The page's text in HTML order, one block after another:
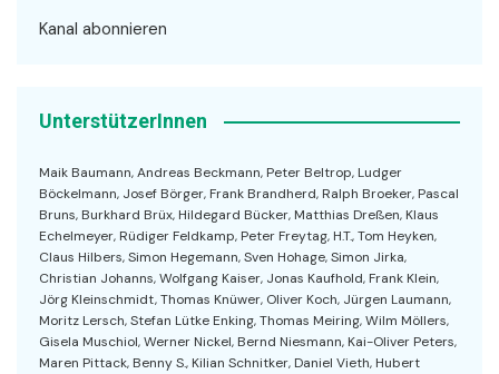
Kanal abonnieren
UnterstützerInnen
Maik Baumann, Andreas Beckmann, Peter Beltrop, Ludger
Böckelmann, Josef Börger, Frank Brandherd, Ralph Broeker, Pascal
Bruns, Burkhard Brüx, Hildegard Bücker, Matthias Dreßen, Klaus
Echelmeyer, Rüdiger Feldkamp, Peter Freytag, H.T., Tom Heyken,
Claus Hilbers, Simon Hegemann, Sven Hohage, Simon Jirka,
Christian Johanns, Wolfgang Kaiser, Jonas Kaufhold, Frank Klein,
Jörg Kleinschmidt, Thomas Knüwer, Oliver Koch, Jürgen Laumann,
Moritz Lersch, Stefan Lütke Enking, Thomas Meiring, Wilm Möllers,
Gisela Muschiol, Werner Nickel, Bernd Niesmann, Kai-Oliver Peters,
Maren Pittack, Benny S., Kilian Schnitker, Daniel Vieth, Hubert